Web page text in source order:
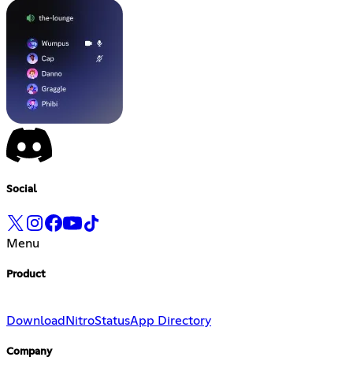
Social
Menu
Product
Download NitroStatusApp Directory
Company